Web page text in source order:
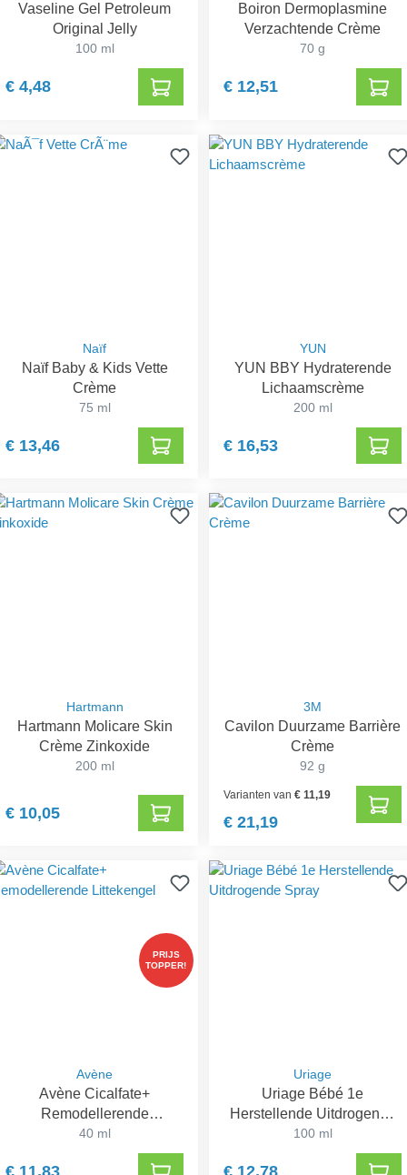
Vaseline Gel Petroleum
Original Jelly
100 ml
€ 4,48
Boiron Dermoplasmine
Verzachtende Crème
70 g
€ 12,51
Naïf
Naïf Baby & Kids Vette
Crème
75 ml
€ 13,46
YUN
YUN BBY Hydraterende
Lichaamscrème
200 ml
€ 16,53
Hartmann
Hartmann Molicare Skin
Crème Zinkoxide
200 ml
€ 10,05
3M
Cavilon Duurzame Barrière
Crème
92 g
Varianten van€ 11,19
€ 21,19
PRIJS
TOPPER!
Avène
Avène Cicalfate+
Remodellerende
Littekengel
40 ml
Uriage
Uriage Bébé 1e
Herstellende Uitdrogende
Spray
100 ml